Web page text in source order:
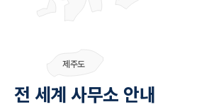
제주도
전 세계 사무소 안내